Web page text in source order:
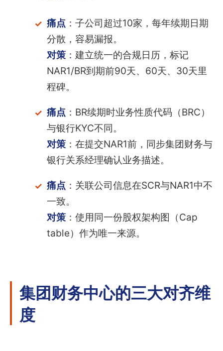
痛点 ：子公司超过10家，每年续期日期
分散，容易漏报。
对策：建立统一的合规日历，标记
NAR1/BR到期前90天、60天、30天里
程碑。
痛点 ：BR续期时业务性质代码（BRC）
与银行KYC不同。
对策：在提交NAR1前，同步集团财务与
银行关系经理确认业务描述。
痛点 ：关联公司信息在SCR与NAR1中不
一致。
对策：使用同一份股权架构图（Cap
table）作为唯一来源。
集团财务中心的三大对齐维
度